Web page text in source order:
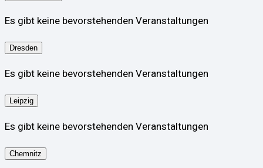
Es gibt keine bevorstehenden Veranstaltungen
Dresden
Es gibt keine bevorstehenden Veranstaltungen
Leipzig
Es gibt keine bevorstehenden Veranstaltungen
Chemnitz